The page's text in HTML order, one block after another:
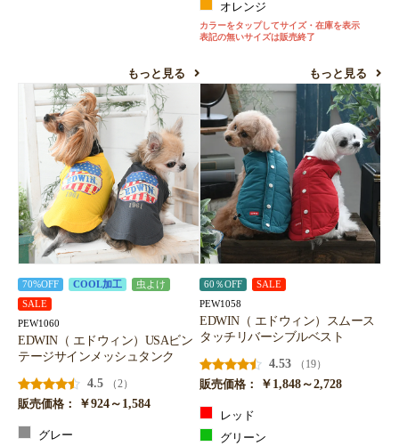
もっと見る
オレンジ
カラーをタップしてサイズ・在庫を表示
表記の無いサイズは販売終了
もっと見る
70%OFF COOL加工
虫よけ
SALE
PEW1060
EDWIN（ エドウィン）USAビン
テージサインメッシュタンク
4.5
（2）
販売価格：
￥924～1,584
グレー
60％OFF SALE
PEW1058
EDWIN（ エドウィン）スムース
タッチリバーシブルベスト
4.53
（19）
販売価格：
￥1,848～2,728
レッド
グリーン